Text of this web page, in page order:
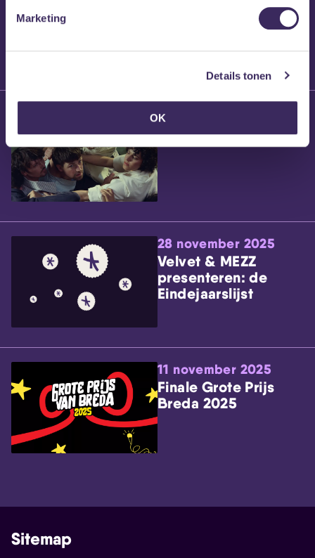
Marketing
Details tonen
OK
Brennt Vanneste
24 maart 2026
Willem’s Blog: Ão
28 november 2025
Velvet & MEZZ
presenteren: de
Eindejaarslijst
11 november 2025
Finale Grote Prijs
Breda 2025
Sitemap